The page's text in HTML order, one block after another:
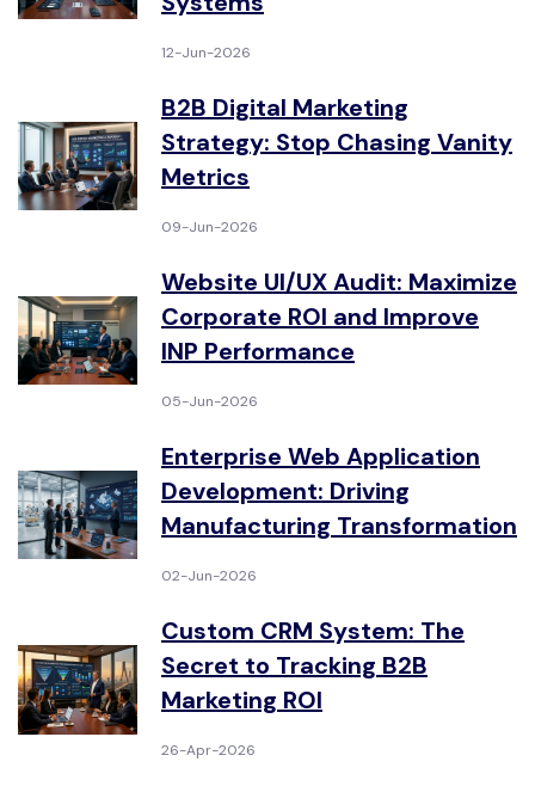
12-Jun-2026
B2B Digital Marketing
Strategy: Stop Chasing Vanity
Metrics
09-Jun-2026
Website UI/UX Audit: Maximize
Corporate ROI and Improve
INP Performance
05-Jun-2026
Enterprise Web Application
Development: Driving
Manufacturing Transformation
02-Jun-2026
Custom CRM System: The
Secret to Tracking B2B
Marketing ROI
26-Apr-2026